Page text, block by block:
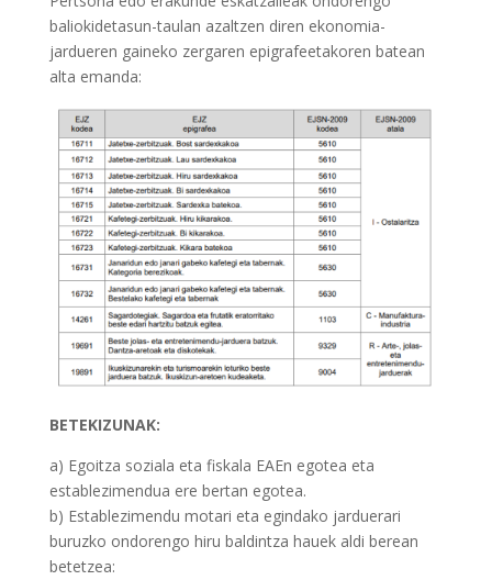
baliokidetasun-taulan azaltzen diren ekonomia-
jardueren gaineko zergaren epigrafeetakoren batean
alta emanda:
BETEKIZUNAK:
a) Egoitza soziala eta fiskala EAEn egotea eta
establezimendua ere bertan egotea.
b) Establezimendu motari eta egindako jarduerari
buruzko ondorengo hiru baldintza hauek aldi berean
betetzea: